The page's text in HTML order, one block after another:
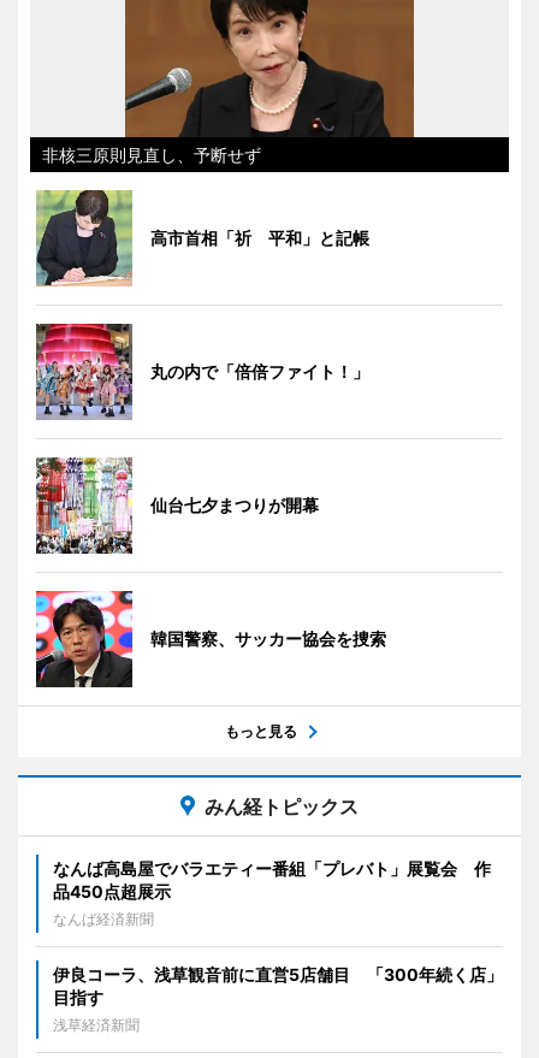
非核三原則見直し、予断せず
高市首相「祈 平和」と記帳
丸の内で「倍倍ファイト！」
仙台七夕まつりが開幕
韓国警察、サッカー協会を捜索
もっと見る
みん経トピックス
なんば高島屋でバラエティー番組「プレバト」展覧会 作
品450点超展示
なんば経済新聞
伊良コーラ、浅草観音前に直営5店舗目 「300年続く店」
目指す
浅草経済新聞